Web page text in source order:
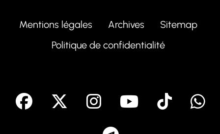
Mentions légales Archives
Sitemap
Politique de confidentialité
facebook Instagram
Youtube
Tik